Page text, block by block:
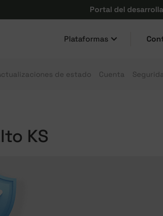
Portal del
Plataformas
de estado Cuenta
KS